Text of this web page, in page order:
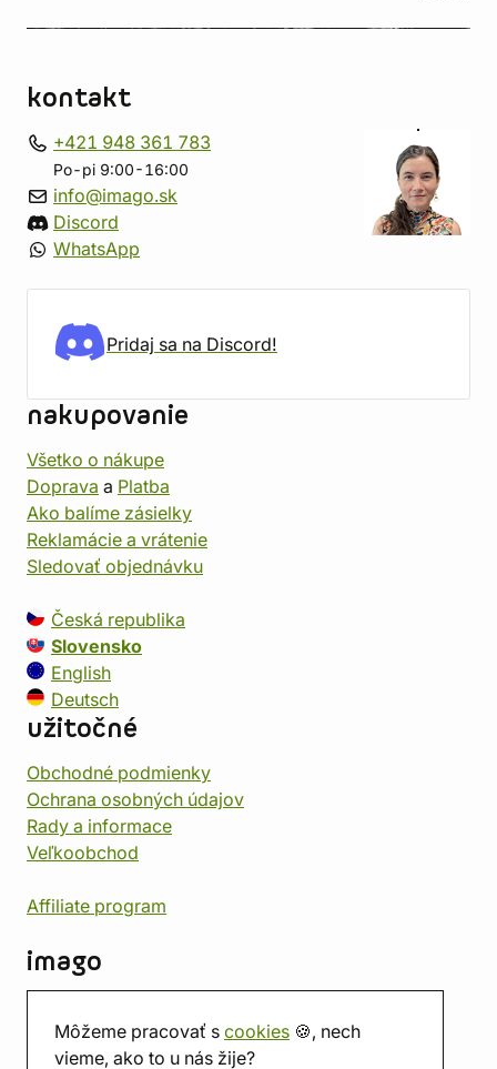
Môžeme pracovať s cookies 🍪, nech
vieme, ako to u nás žije?
kontakt
+421 948 361 783
Po-pi 9:00-16:00
info@imago.sk
Discord
WhatsApp
Pridaj sa na Discord!
nakupovanie
Všetko o nákupe
Doprava a Platba
Ako balíme zásielky
Reklamácie a vrátenie
Sledovať objednávku
Česká republika
Slovensko
English
Deutsch
užitočné
Obchodné podmienky
Ochrana osobných údajov
Rady a informace
Veľkoobchod
Affiliate program
imago
Predajňa
Herňa